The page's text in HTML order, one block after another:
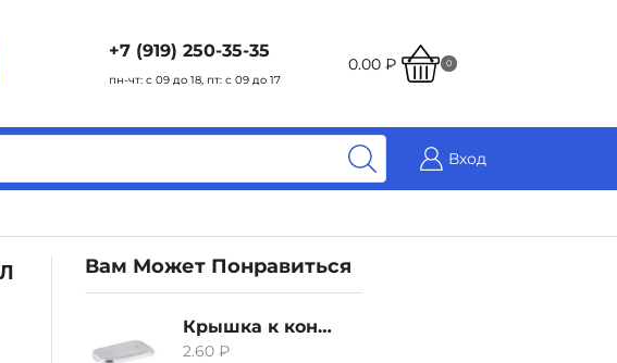
+7 (919) 250-35-35
пн-чт: с 09 до 18, пт: с 09 до 17
0.00 ₽ 0
Вход
Вам Может Понравиться
Крышка к контейнеру алюминиевого 380мл
2.60₽